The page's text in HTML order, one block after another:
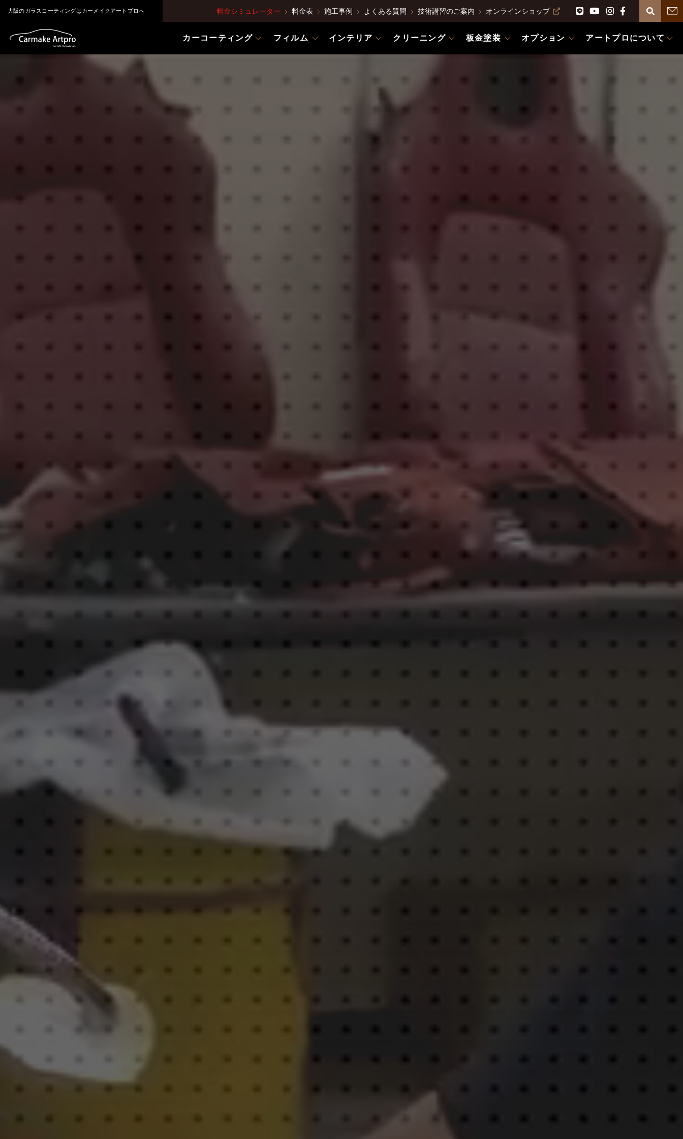
大阪のガラスコーティングはカーメイクアートプロへ 料金シミュレーター 料金表 施工事例 よくある質問 技術講習のご案内 オンラインショップ
カーコーティング フィルム インテリア クリーニング 板金塗装 オプション アートプロについて